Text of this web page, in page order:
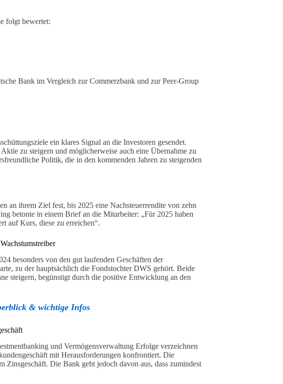
folgt bewertet:
Bank im Vergleich zur Commerzbank und zur Peer-Group
ein klares Signal an die Investoren gesendet.
zu steigern und möglicherweise auch eine Übernahme zu
Politik, die in den kommenden Jahren zu steigenden
an ihrem Ziel fest, bis 2025 eine Nachsteuerrendite von zehn
betonte in einem Brief an die Mitarbeiter: „Für 2025 haben
auf Kurs, diese zu erreichen“.
besonders von den gut laufenden Geschäften der
zu der hauptsächlich die Fondstochter DWS gehört. Beide
steigern, begünstigt durch die positive Entwicklung an den
& wichtige Infos
und Vermögensverwaltung Erfolge verzeichnen
mit Herausforderungen konfrontiert. Die
Zinsgeschäft. Die Bank geht jedoch davon aus, dass zumindest